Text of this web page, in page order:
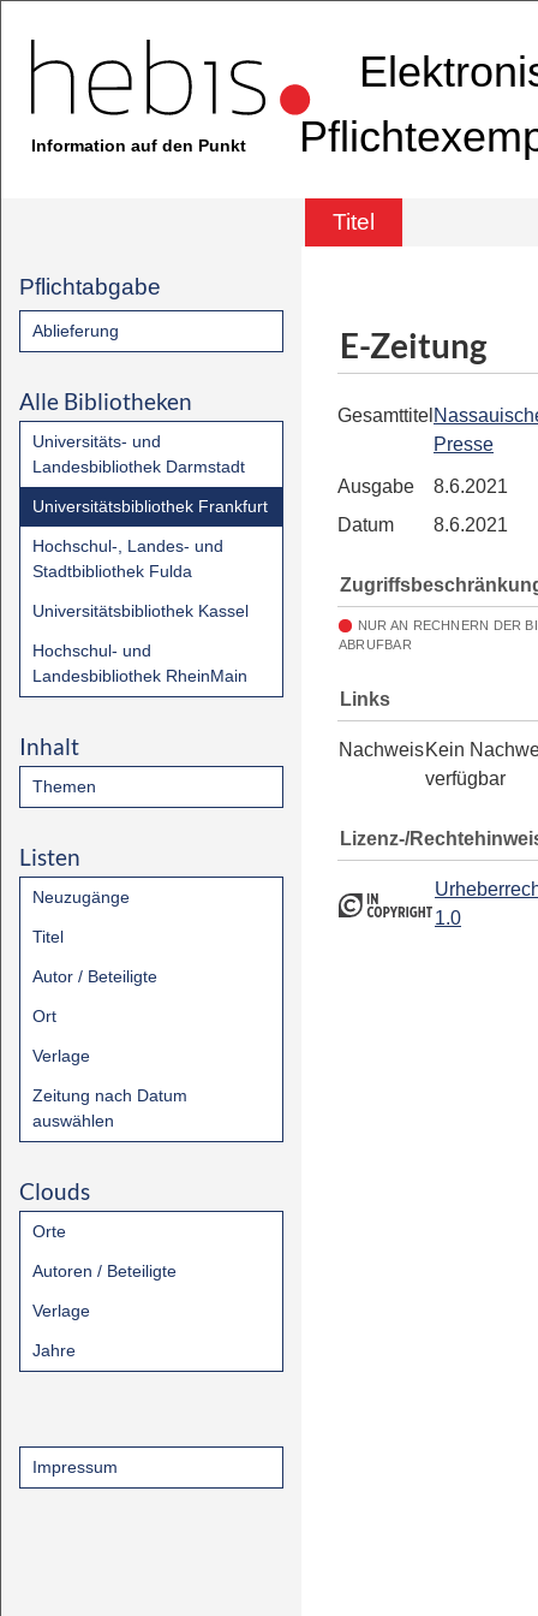
Information auf den Punkt
Titel
Pflichtabgabe
Ablieferung
Alle Bibliotheken
Universitäts- und
Landesbibliothek Darmstadt
Universitätsbibliothek Frankfurt
Hochschul-, Landes- und
Stadtbibliothek Fulda
Universitätsbibliothek Kassel
Hochschul- und
Landesbibliothek RheinMain
Inhalt
Themen
Listen
Neuzugänge
Titel
Autor / Beteiligte
Ort
Verlage
Zeitung nach Datum
auswählen
Clouds
Orte
Autoren / Beteiligte
Verlage
Jahre
Impressum
E-Zeitung
Gesamttitel
Presse
Ausgabe
8.6.2021
Datum
8.6.2021
NUR AN RECHNERN DER
ABRUFBAR
Links
NachweisKein
verfügbar
Lizenz-/
1.0